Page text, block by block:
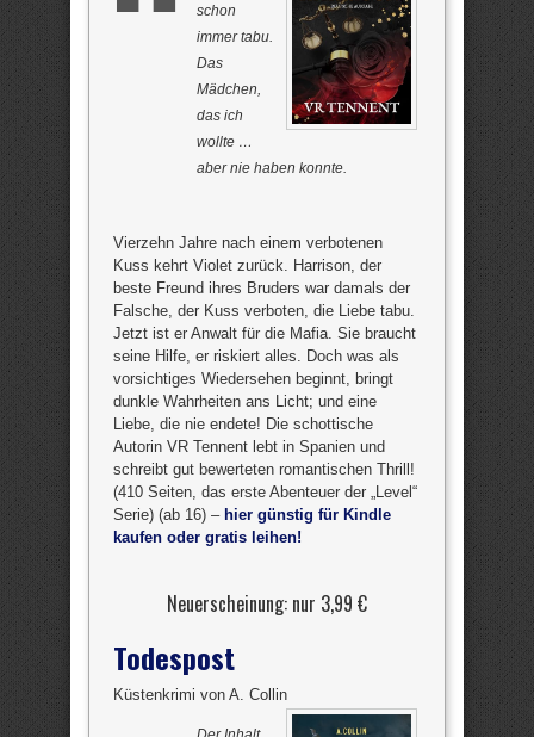
schon
immer tabu.
Das
Mädchen,
das ich
wollte …
aber nie haben konnte.
Vierzehn Jahre nach einem verbotenen
Kuss kehrt Violet zurück. Harrison, der
beste Freund ihres Bruders war damals der
Falsche, der Kuss verboten, die Liebe tabu.
Jetzt ist er Anwalt für die Mafia. Sie braucht
seine Hilfe, er riskiert alles. Doch was als
vorsichtiges Wiedersehen beginnt, bringt
dunkle Wahrheiten ans Licht; und eine
Liebe, die nie endete! Die schottische
Autorin VR Tennent lebt in Spanien und
schreibt gut bewerteten romantischen Thrill!
(410 Seiten, das erste Abenteuer der „Level“
Serie) (ab 16) – hier günstig für Kindle
kaufen oder gratis leihen!
Neuerscheinung: nur 3,99 €
Todespost
Küstenkrimi von A. Collin